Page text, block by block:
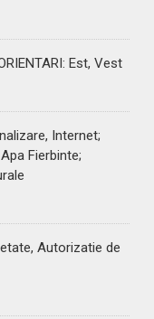
: Est, Vest
Internet;
Fierbinte;
Autorizatie de